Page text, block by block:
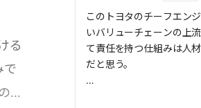
る
で
中
ょ」と考えてしまう傾向
ている。
その中で自分の役割の中
し、その範囲で自分らし
した行動を常に行うこと
もっと読む
このトヨタのチーフエン
いバリューチェーンの上
て責任を持つ仕組みは人
だと思う。
おそらくこの立場ってい